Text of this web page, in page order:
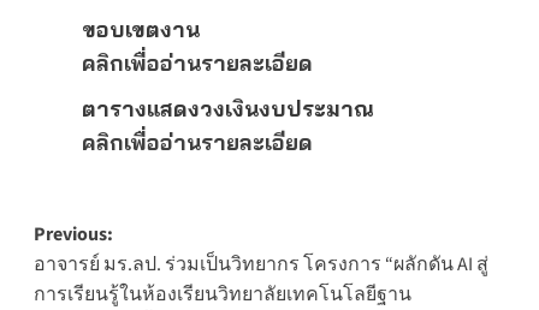
ขอบเขตงาน
คลิกเพื่ออ่านรายละเอียด
ตารางแสดงวงเงินงบประมาณ
คลิกเพื่ออ่านรายละเอียด
Post
navigation
Previous:
อาจารย์ มร.ลป. ร่วมเป็นวิทยากร โครงการ “ผลักดัน AI สู่
การเรียนรู้ในห้องเรียนวิทยาลัยเทคโนโลยีฐาน